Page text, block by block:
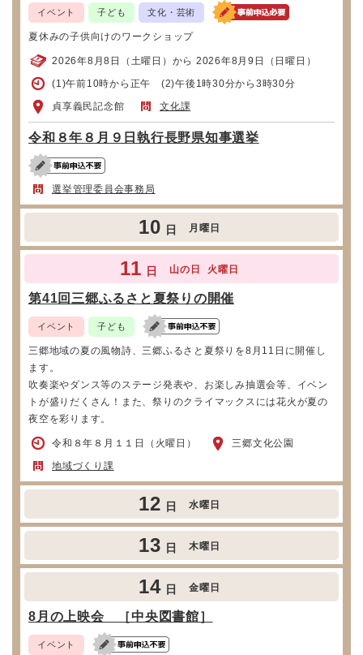
イベント 子ども 文化・芸術
夏休みの子供向けのワークショップ
2026年8月8日（土曜日）から 2026年8月9日（日曜日）
(1)午前10時から正午 (2)午後1時30分から3時30分
貞享義民記念館
文化課
令和８年８月９日執行長野県知事選挙
選挙管理委員会事務局
10 日 月曜日
11 日 山の日 火曜日
第41回三郷ふるさと夏祭りの開催
イベント 子ども
三郷地域の夏の風物詩、三郷ふるさと夏祭りを8月11日に開催し
ます。
吹奏楽やダンス等のステージ発表や、お楽しみ抽選会等、イベン
トが盛りだくさん！また、祭りのクライマックスには花火が夏の
夜空を彩ります。
令和８年８月１１日（火曜日）
三郷文化公園
地域づくり課
12 日 水曜日
13 日 木曜日
14 日 金曜日
8月の上映会 ［中央図書館］
イベント